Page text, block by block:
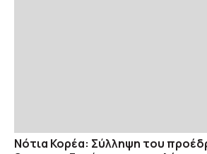
Νότια Κορέα: Σύλληψη του